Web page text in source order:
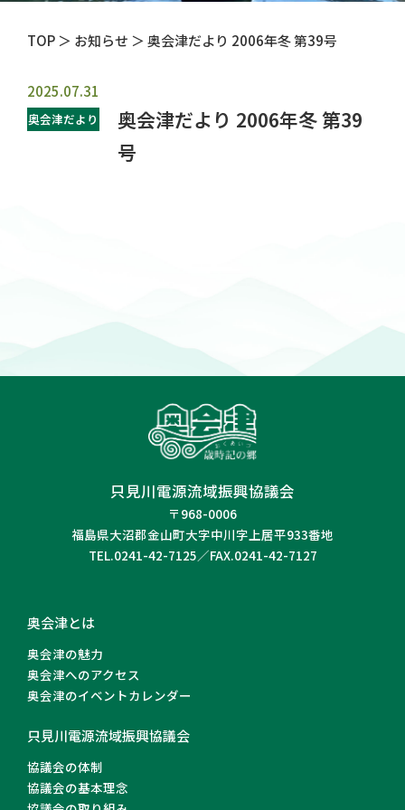
TOP ＞ お知らせ ＞ 奥会津だより 2006年冬 第39号
2025.07.31
奥会津だより
奥会津だより 2006年冬 第39
号
只見川電源流域振興協議会
〒968-0006
福島県大沼郡金山町大字中川字上居平933番地
TEL.0241-42-7125／FAX.0241-42-7127
奥会津とは
奥会津の魅力
奥会津へのアクセス
奥会津のイベントカレンダー
只見川電源流域振興協議会
協議会の体制
協議会の基本理念